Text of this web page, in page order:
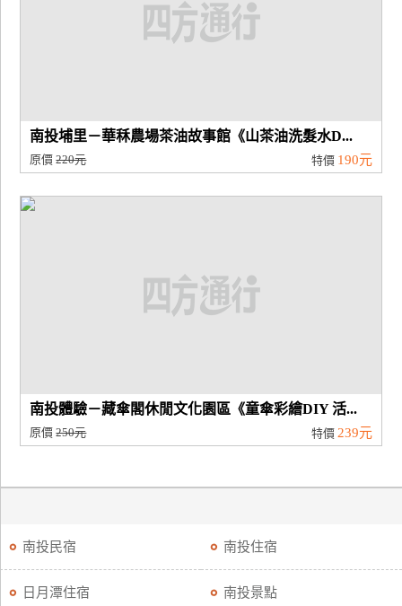
南投埔里－華秝農場茶油故事館《山茶油洗髮水D...
原價220元 特價 190元
南投體驗－藏傘閣休閒文化園區《童傘彩繪DIY 活...
原價250元 特價 239元
南投民宿 南投住宿
日月潭住宿 南投景點